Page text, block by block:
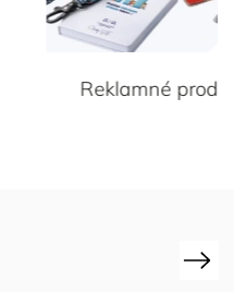
Reklamné produkty
Next